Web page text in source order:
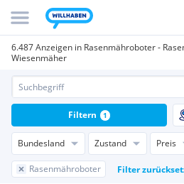
6.487 Anzeigen in Rasenmähroboter -
Wiesenmäher
Bundesland Zustand Preis
Rasenmähroboter Filter
Filtern 1